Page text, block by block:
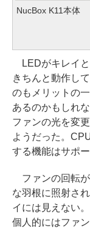
NucBox K11本体
LEDがキレイと
きちんと動作し
のもメリットの
あるのかもしれ
ファンの光を変
ようだった。
する機能はサポー
ファンの回転が
な羽根に照射さ
イには見えない
個人的にはファ